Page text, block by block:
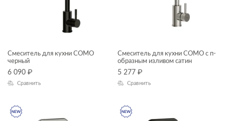
зеркала-шкафчики
кнопки для инсталляций
комплектующие для мебели
Ширина, см
Смеситель для кухни COMO
черный
6 090 ₽
Сравнить
Смеситель для кухни COMO с п-
образным изливом сатин
5 277 ₽
Сравнить